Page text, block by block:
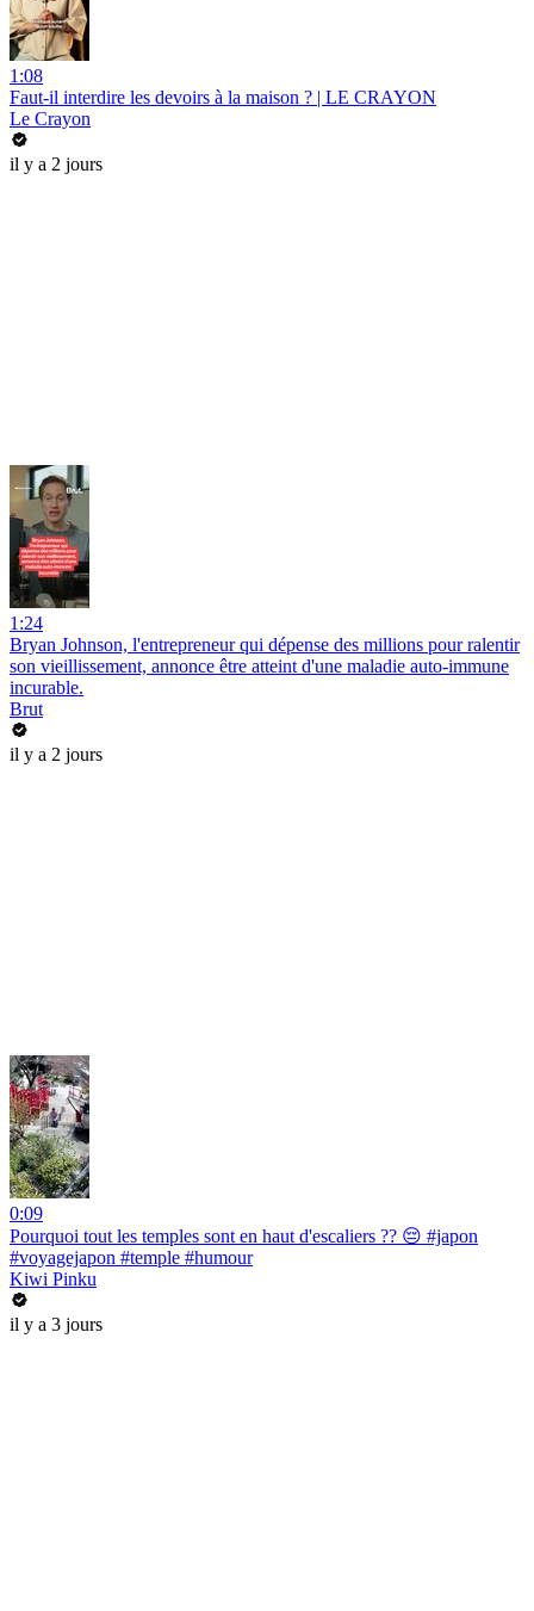
1:08
Faut-il interdire les devoirs à la maison ? | LE CRAYON
Le Crayon
il y a 2 jours
1:24
Bryan Johnson, l'entrepreneur qui dépense des millions pour ralentir
son vieillissement, annonce être atteint d'une maladie auto-immune
incurable.
Brut
il y a 2 jours
0:09
Pourquoi tout les temples sont en haut d'escaliers ?? 😔 #japon
#voyagejapon #temple #humour
Kiwi Pinku
il y a 3 jours